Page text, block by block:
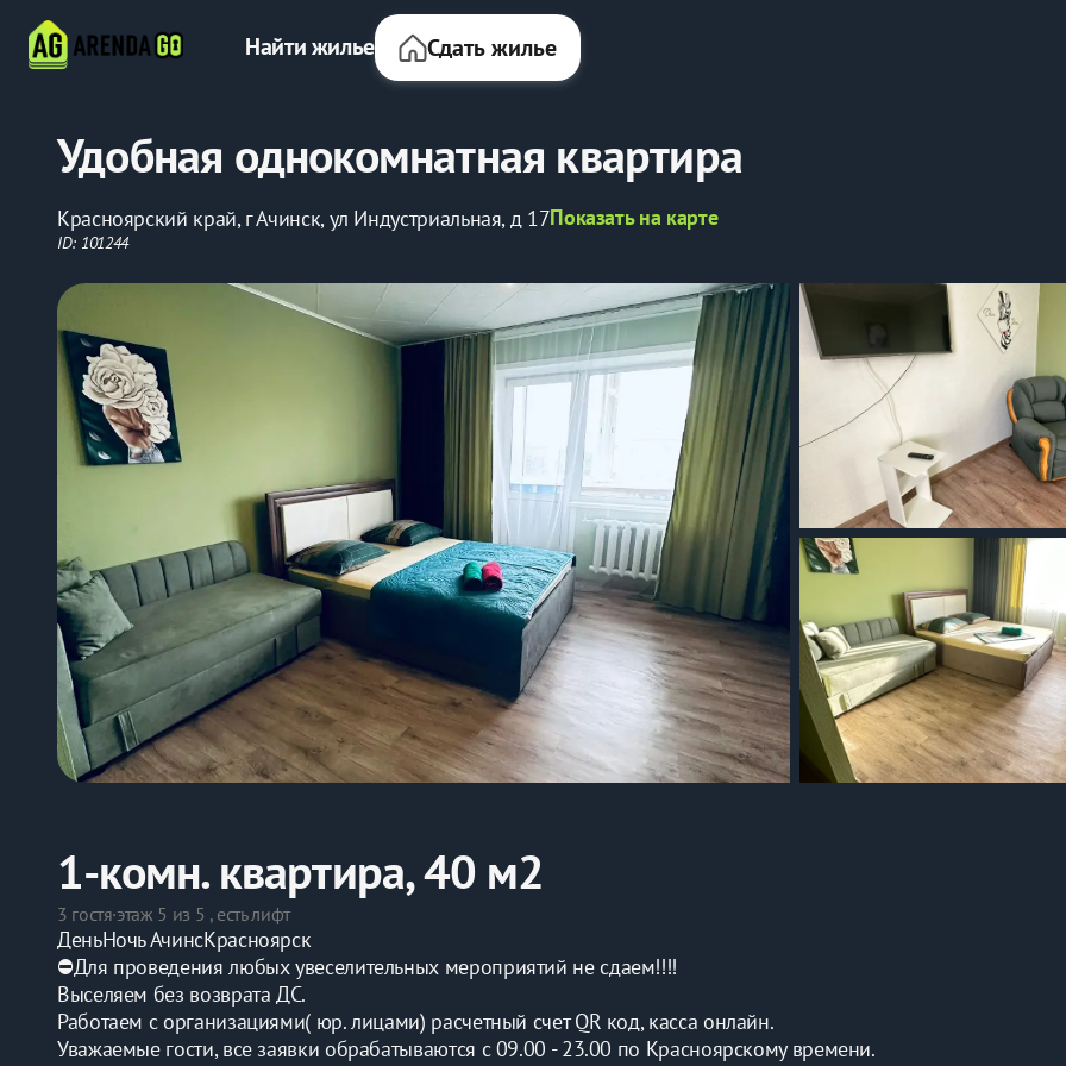
Найти жилье Сдать жилье
Удобная однокомнатная квартира
Красноярский край, г Ачинск, ул Индустриальная, д 17Показать на карте
ID: 101244
1-комн. квартира, 40 м2
3 гостя·этаж 5 из 5 , есть лифт
ДеньНочь АчинсКрасноярск
⛔️Для проведения любых увеселительных мероприятий не сдаем!!!!
Выселяем без возврата ДС.
Работаем с организациями( юр. лицами) расчетный счет QR код, касса онлайн.
Уважаемые гости, все заявки обрабатываются с 09.00 - 23.00 по Красноярскому времени.